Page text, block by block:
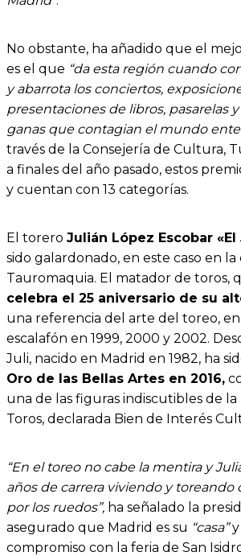
No obstante, ha añadido que el
es el que “da esta región cuando
y abarrota los conciertos,
presentaciones de libros, pasarelas
ganas que contagian el mundo
través de la Consejería de Cultura,
a finales del año pasado, estos
y cuentan con 13 categorías.
El torero Julián López Escobar «El
sido galardonado, en este caso en
Tauromaquia. El matador de toros,
celebra el 25 aniversario de su
una referencia del arte del toreo,
escalafón en 1999, 2000 y 2002.
Juli, nacido en Madrid en 1982, ha
Oro de las Bellas Artes en 2016,
una de las figuras indiscutibles de la
Toros, declarada Bien de Interés
“En el toreo no cabe la mentira y
años de carrera viviendo y toreando
por los ruedos”, ha señalado la
asegurado que Madrid es su “casa”y
compromiso con la feria de San